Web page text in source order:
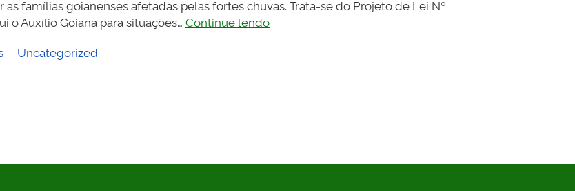
famílias goianenses afetadas pelas fortes chuvas. Trata-se do Projeto de Lei Nº
Auxílio Goiana para situações… Continue lendoVEREADORES
AFETADAS
Uncategorized